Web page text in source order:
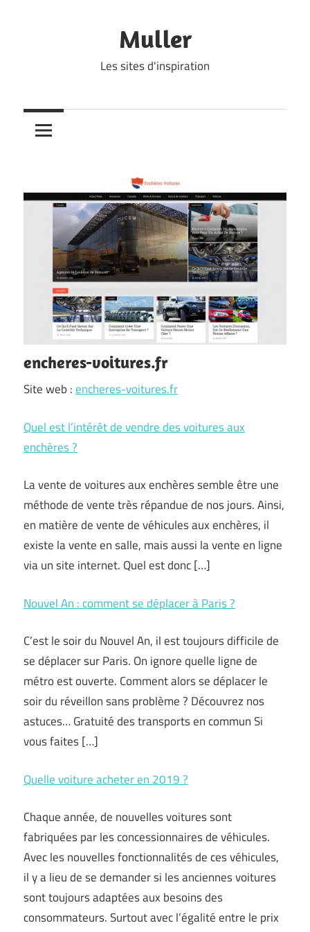
Muller
Les sites d'inspiration
encheres-voitures.fr
Site web :encheres-voitures.fr
Quel est l’intérêt de vendre des voitures aux
enchères ?
La vente de voitures aux enchères semble être une
méthode de vente très répandue de nos jours. Ainsi,
en matière de vente de véhicules aux enchères, il
existe la vente en salle, mais aussi la vente en ligne
via un site internet. Quel est donc […]
Nouvel An : comment se déplacer à Paris ?
C’est le soir du Nouvel An, il est toujours difficile de
se déplacer sur Paris. On ignore quelle ligne de
métro est ouverte. Comment alors se déplacer le
soir du réveillon sans problème ? Découvrez nos
astuces… Gratuité des transports en commun Si
vous faites […]
Quelle voiture acheter en 2019 ?
Chaque année, de nouvelles voitures sont
fabriquées par les concessionnaires de véhicules.
Avec les nouvelles fonctionnalités de ces véhicules,
il y a lieu de se demander si les anciennes voitures
sont toujours adaptées aux besoins des
consommateurs. Surtout avec l’égalité entre le prix